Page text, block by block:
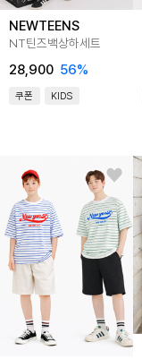
NEWTEENS
NT틴즈백상하세트
28,900 56%
쿠폰 KIDS